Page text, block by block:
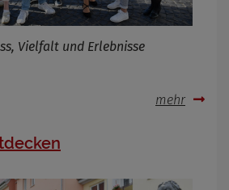
Vielfalt und Erlebnisse
mehr